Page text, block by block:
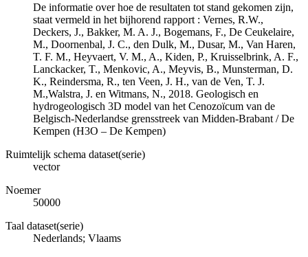
De informatie over hoe de resultaten tot stand gekomen zijn,
staat vermeld in het bijhorend rapport : Vernes, R.W.,
Deckers, J., Bakker, M. A. J., Bogemans, F., De Ceukelaire,
M., Doornenbal, J. C., den Dulk, M., Dusar, M., Van Haren,
T. F. M., Heyvaert, V. M., A., Kiden, P., Kruisselbrink, A. F.,
Lanckacker, T., Menkovic, A., Meyvis, B., Munsterman, D.
K., Reindersma, R., ten Veen, J. H., van de Ven, T. J.
M.,Walstra, J. en Witmans, N., 2018. Geologisch en
hydrogeologisch 3D model van het Cenozoïcum van de
Belgisch-Nederlandse grensstreek van Midden-Brabant / De
Kempen (H3O – De Kempen)
Ruimtelijk schema dataset(serie)
vector
Noemer
50000
Taal dataset(serie)
Nederlands; Vlaams